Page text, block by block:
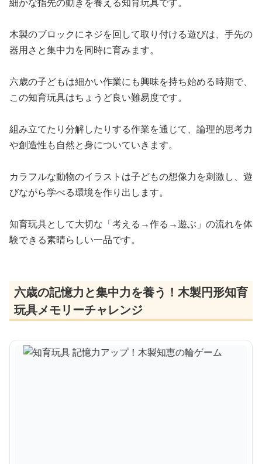
木製のブロックにネジを回して取り付ける遊びは、手先の
器用さと集中力を同時に育みます。
六歳の子どもは細かい作業にも興味を持ち始める時期で、
この知育玩具はちょうど良い難易度です。
組み立てたり分解したりする作業を通じて、論理的思考力
や創造性も自然と身についていきます。
カラフルな動物のイラストは子どもの想像力を刺激し、遊
びながら学べる環境を作り出します。
知育玩具として大切な「考える→作る→遊ぶ」の流れを体
験できる素晴らしい一品です。
六歳の記憶力と集中力を養う！木製円形知育
玩具メモリーチャレンジ